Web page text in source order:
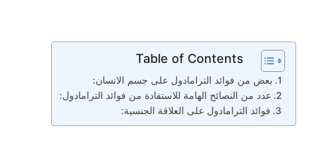
Table of Contents
بعض من فوائد الترامادول على جسم الانسان:
عدد من النصائح الهامة للاستفادة من فوائد الترامادول:
فوائد الترامادول على العلاقة الجنسية: